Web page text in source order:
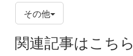
その他
関連記事はこちら